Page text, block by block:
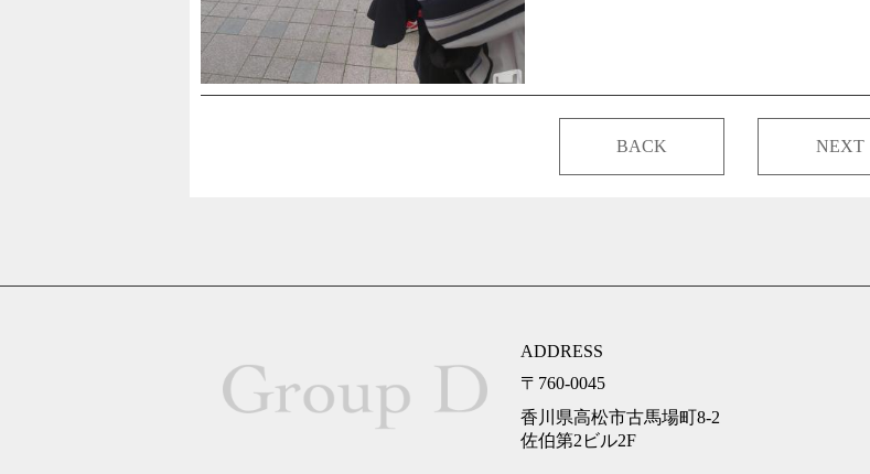
BACK NEXT
ADDRESS
〒760-0045
香川県高松市古馬場町8-2
佐伯第2ビル2F